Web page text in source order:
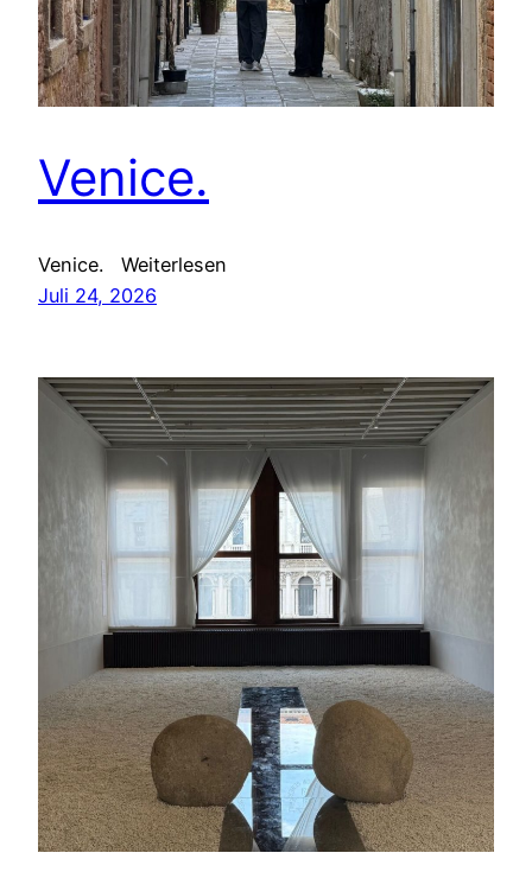
Venice.
Venice. Weiterlesen
Juli 24, 2026